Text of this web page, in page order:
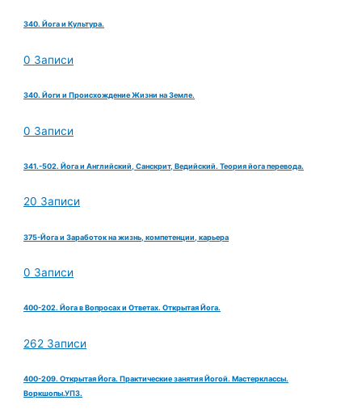
340. Йога и Культура.
0 Записи
340. Йоги и Происхождение Жизни на Земле.
0 Записи
341.-502. Йога и Английский, Санскрит, Ведийский. Теория йога перевода.
20 Записи
375-Йога и Заработок на жизнь, компетенции, карьера
0 Записи
400-202. Йога в Вопросах и Ответах. Открытая Йога.
262 Записи
400-209. Открытая Йога. Практические занятия Йогой. Мастерклассы.
Воркшопы.УПЗ.